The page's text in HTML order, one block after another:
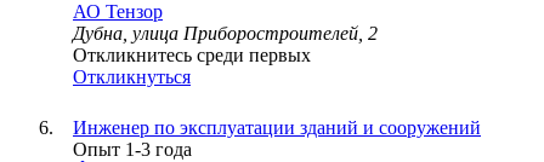
АО Тензор
Дубна, улица Приборостроителей, 2
Откликнитесь среди первых
Откликнуться
Инженер по эксплуатации зданий и сооружений
Опыт 1-3 года